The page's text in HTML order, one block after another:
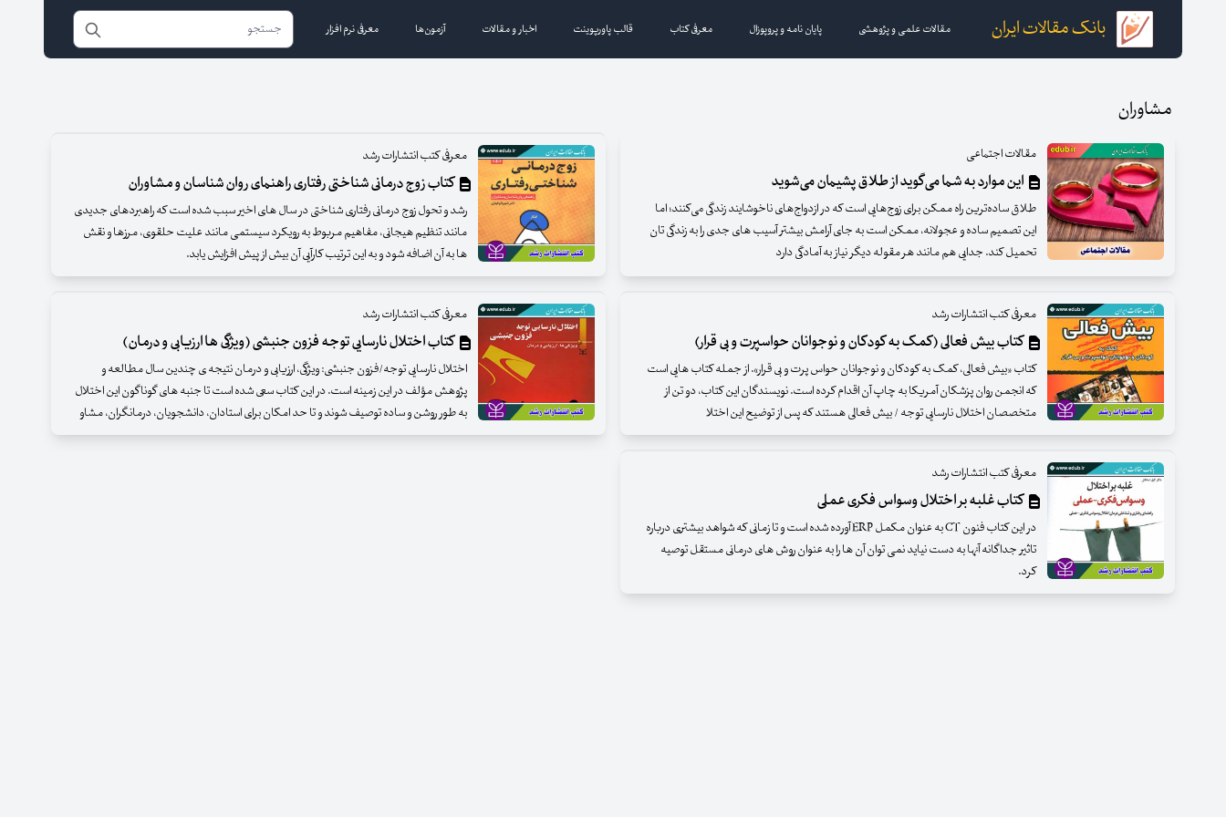
بانک مقالات ایران مقالات علمی و پژوهشی پایان نامه و پروپوزال معرفی کتاب قالب پاورپوینت اخبار و مقالات آزمون‌ها معرفی نرم افزار
مشاوران
مقالات اجتماعی
این موارد به شما می‌گوید از طلاق پشیمان می‌شوید
طلاق ساده‌ترین راه ممکن برای زوج‌هایی است که در ازدواج‌های ناخوشایند زندگی می‌کنند؛ اما
این تصمیم ساده و عجولانه، ممکن است به جای آرامش بیشتر آسیب های جدی را به زندگی تان
تحمیل کند. جدایی هم مانند هر مقوله دیگر نیاز به آمادگی دارد
معرفی کتب انتشارات رشد
کتاب زوج درمانی شناختی رفتاری راهنمای روان شناسان و مشاوران
رشد و تحول زوج درمانی رفتاری شناختی در سال های اخیر سبب شده است که راهبردهای جدیدی
مانند تنظیم هیجانی، مفاهیم مربوط به رویکرد سیستمی مانند علیت حلقوی، مرزها و نقش
ها به آن اضافه شود و به این ترتیب کارآیی آن بیش از پیش افزایش یابد.
معرفی کتب انتشارات رشد
کتاب بیش فعالی (کمک به کودکان و نوجوانان حواسپرت و بی قرار)
کتاب «بیش فعالی، کمک به کودکان و نوجوانان حواس پرت و بی قرار». از جمله کتاب هایی است
که انجمن روان پزشکان آمریکا به چاپ آن اقدام کرده است. نویسندگان این کتاب، دو تن از
متخصصان اختلال نارسایی توجه / بیش فعالی هستند که پس از توضیح این اختلا
معرفی کتب انتشارات رشد
کتاب اختلال نارسایی توجه فزون جنبشی (ویژگی ها ارزیابی و درمان)
اختلال نارسایی توجه/فزون جنبشی: ویژگی، ارزیابی و درمان نتیجه ی چندین سال مطالعه و
پژوهش مؤلف در این زمینه است. در این کتاب سعی شده است تا جنبه های گوناگون این اختلال
به طور روشن و ساده توصیف شوند و تا حد امکان برای استادان، دانشجویان، درمانگران، مشاو
معرفی کتب انتشارات رشد
کتاب غلبه بر اختلال وسواس فکری عملی
در این کتاب فنون CT به عنوان مکمل ERP آورده شده است و تا زمانی که شواهد بیشتری درباره
تاثیر جداگانه آنها به دست نیاید نمی توان آن ها را به عنوان روش های درمانی مستقل توصیه
کرد.